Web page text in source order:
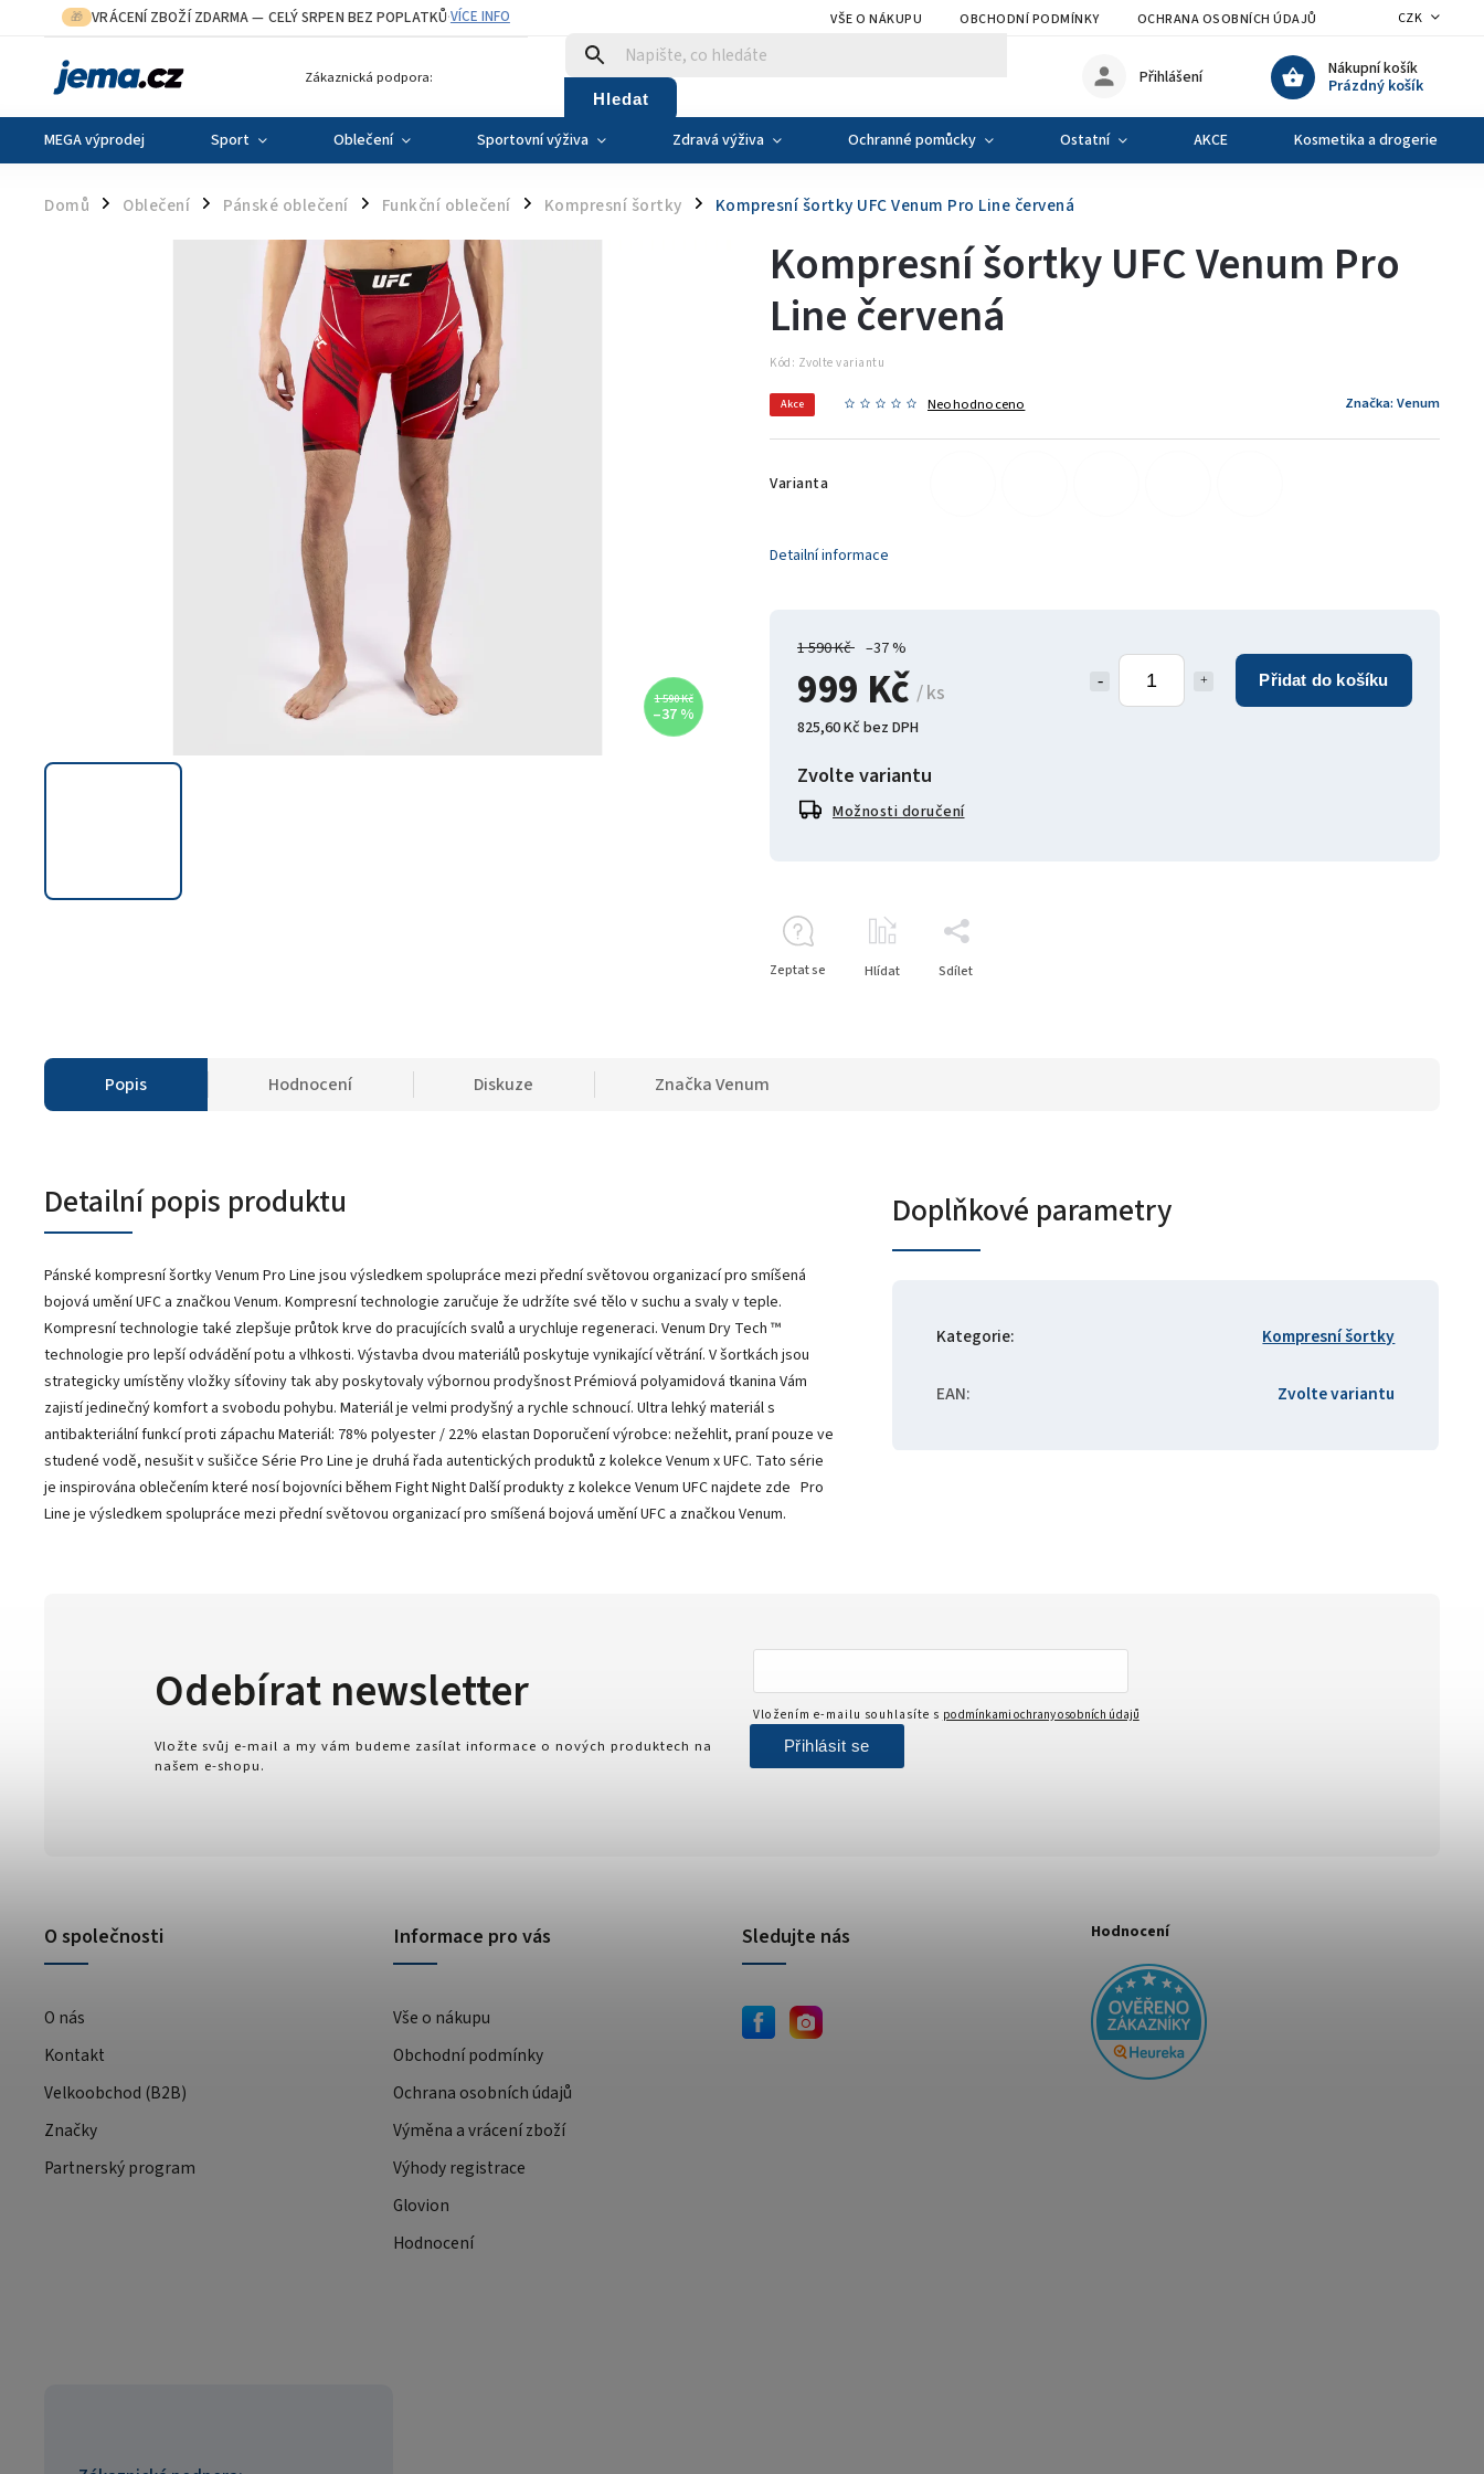
🎁 VRÁCENÍ ZBOŽÍ ZDARMA— CELÝ SRPEN BEZ POPLATKŮ·VÍCE INFO VŠE O NÁKUPU OBCHODNÍ PODMÍNKY OCHRANA OSOBNÍCH ÚDAJŮ VÝMĚNA A VRÁCENÍ
CZK
Zákaznická podpora:
Hledat
Nákupní košík
Prázdný košík
Přihlášení
MEGA výprodej Sport Oblečení Sportovní výživa Zdravá výživa Ochranné pomůcky Ostatní AKCE Kosmetika a drogerie
Domů / Oblečení / Pánské oblečení / Funkční oblečení / Kompresní šortky / Kompresní šortky UFC Venum Pro Line červená
1 590 Kč
–37 %
1 590 Kč –37 %
999 Kč / ks
825,60 Kč bez DPH
Přidat do košíku
Zvolte variantu
Možnosti doručení
Kompresní šortky UFC Venum Pro
Line červená
Kód: Zvolte variantu
Akce Neohodnoceno Značka: Venum
Varianta
Detailní informace
Zeptat se Hlídat Sdílet
Popis Hodnocení Diskuze ZnačkaVenum
Detailní popis produktu
Pánské kompresní šortky Venum Pro Line jsou výsledkem spolupráce mezi přední světovou organizací pro smíšená
bojová umění UFC a značkou Venum. Kompresní technologie zaručuje že udržíte své tělo v suchu a svaly v teple.
Kompresní technologie také zlepšuje průtok krve do pracujících svalů a urychluje regeneraci. Venum Dry Tech ™
technologie pro lepší odvádění potu a vlhkosti. Výstavba dvou materiálů poskytuje vynikající větrání. V šortkách jsou
strategicky umístěny vložky síťoviny tak aby poskytovaly výbornou prodyšnost Prémiová polyamidová tkanina Vám
zajistí jedinečný komfort a svobodu pohybu. Materiál je velmi prodyšný a rychle schnoucí. Ultra lehký materiál s
antibakteriální funkcí proti zápachu Materiál: 78% polyester / 22% elastan Doporučení výrobce: nežehlit, praní pouze ve
studené vodě, nesušit v sušičce Série Pro Line je druhá řada autentických produktů z kolekce Venum x UFC. Tato série
je inspirována oblečením které nosí bojovníci během Fight Night Další produkty z kolekce Venum UFC najdete zde Pro
Line je výsledkem spolupráce mezi přední světovou organizací pro smíšená bojová umění UFC a značkou Venum.
Doplňkové parametry
Kategorie: Kompresní šortky
EAN: Zvolte variantu
O společnosti
O nás
Kontakt
Velkoobchod (B2B)
Značky
Partnerský program
Informace pro vás
Vše o nákupu
Obchodní podmínky
Ochrana osobních údajů
Výměna a vrácení zboží
Výhody registrace
Glovion
Hodnocení
Odebírat newsletter
Vložte svůj e-mail a my vám budeme zasílat informace o nových produktech na
našem e-shopu.
Vložením e-mailu souhlasíte s podmínkami ochrany osobních údajů
Přihlásit se
Sledujte nás Hodnocení